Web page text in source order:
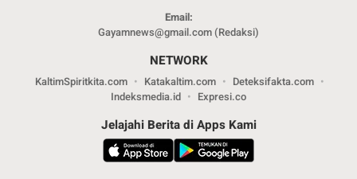
Email:
Gayamnews@gmail.com (Redaksi)
NETWORK
KaltimSpiritkita.com Katakaltim.com
Deteksifakta.com
Indeksmedia.id
Expresi.co
Jelajahi Berita di Apps Kami